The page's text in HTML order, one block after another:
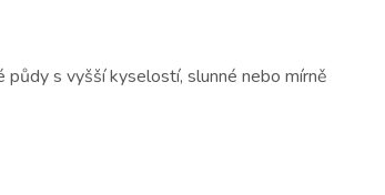
půdy s vyšší kyselostí, slunné nebo mírně